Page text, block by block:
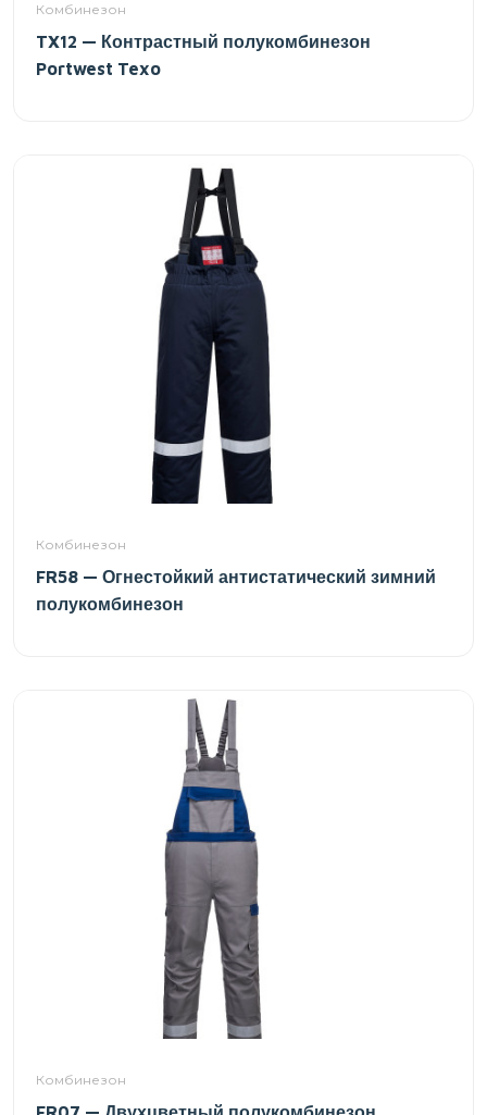
Комбинезон
TX12 — Контрастный полукомбинезон
Portwest Texo
Комбинезон
FR58 — Огнестойкий антистатический зимний
полукомбинезон
Комбинезон